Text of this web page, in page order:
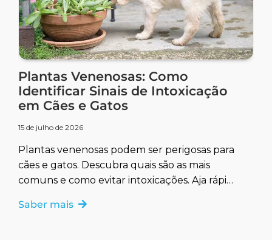
Plantas Venenosas: Como
Identificar Sinais de Intoxicação
em Cães e Gatos
15 de julho de 2026
Plantas venenosas podem ser perigosas para
cães e gatos. Descubra quais são as mais
comuns e como evitar intoxicações. Aja rápido
Saber mais